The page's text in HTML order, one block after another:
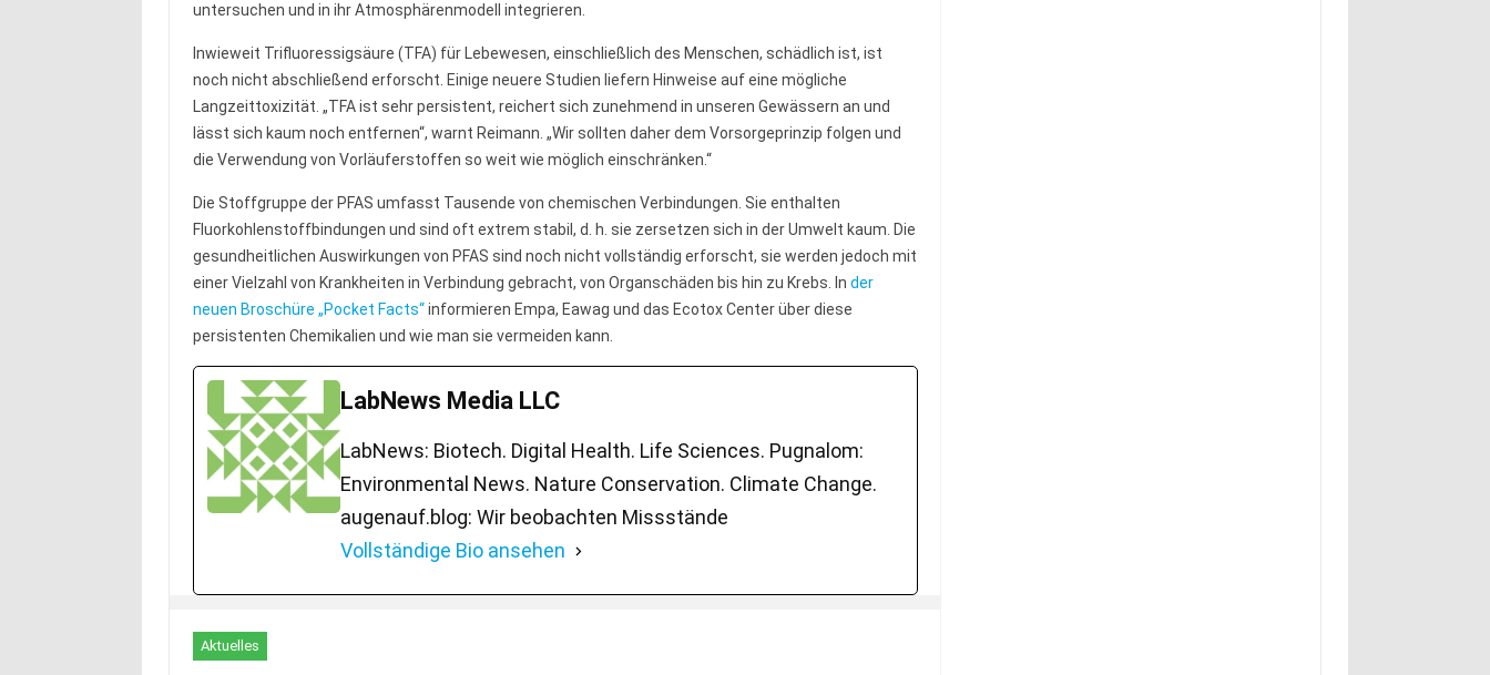
untersuchen und in ihr Atmosphärenmodell integrieren.
Inwieweit Trifluoressigsäure (TFA) für Lebewesen, einschließlich des Menschen, schädlich ist, ist
noch nicht abschließend erforscht. Einige neuere Studien liefern Hinweise auf eine mögliche
Langzeittoxizität. „TFA ist sehr persistent, reichert sich zunehmend in unseren Gewässern an und
lässt sich kaum noch entfernen“, warnt Reimann. „Wir sollten daher dem Vorsorgeprinzip folgen und
die Verwendung von Vorläuferstoffen so weit wie möglich einschränken.“
Die Stoffgruppe der PFAS umfasst Tausende von chemischen Verbindungen. Sie enthalten
Fluorkohlenstoffbindungen und sind oft extrem stabil, d. h. sie zersetzen sich in der Umwelt kaum. Die
gesundheitlichen Auswirkungen von PFAS sind noch nicht vollständig erforscht, sie werden jedoch mit
einer Vielzahl von Krankheiten in Verbindung gebracht, von Organschäden bis hin zu Krebs. In der
neuen Broschüre „Pocket Facts“informieren Empa, Eawag und das Ecotox Center über diese
persistenten Chemikalien und wie man sie vermeiden kann.
LabNews Media LLC
LabNews: Biotech. Digital Health. Life Sciences. Pugnalom:
Environmental News. Nature Conservation. Climate Change.
augenauf.blog: Wir beobachten Missstände
Vollständige Bio ansehen
Aktuelles